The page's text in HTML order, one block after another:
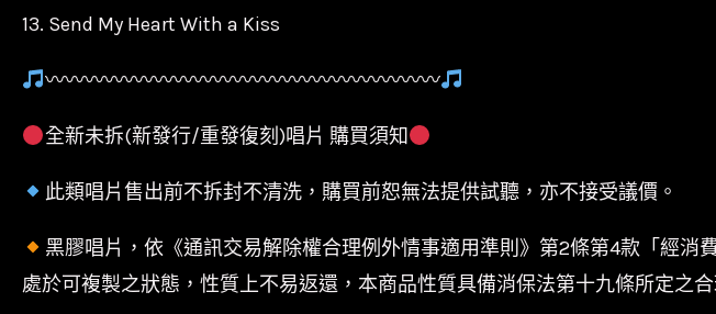
13. Send My Heart With a Kiss
〰〰〰〰〰〰〰〰〰〰〰〰〰〰〰〰〰〰〰〰
全新未拆(新發行/重發復刻)唱片 購買須知
此類唱片售出前不拆封不清洗，購買前恕無法提供試聽，亦不接受議價。
黑膠唱片，依《通訊交易解除權合理例外情事適用準則》第2條第4款「經
處於可複製之狀態，性質上不易返還，本商品性質具備消保法第十九條所定之